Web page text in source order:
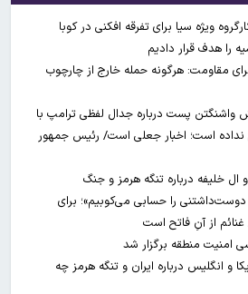
ویژه سیا برای تفرقه افکنی در کوبا
را هدف قرار دادیم
مقاومت: هرگونه حمله خارج از چارچوب
واشنگتن پست درباره جدال لفظی ترامپ با
نداده است؛ اخبار جعلی است/ رئیس جمهور
خلیفه درباره تنگه هرمز و جنگ
را حسابی می‌کوبیم»؛ برای
از آنِ فاتح است
و انگلیس درباره ایران و تنگه هرمز چه